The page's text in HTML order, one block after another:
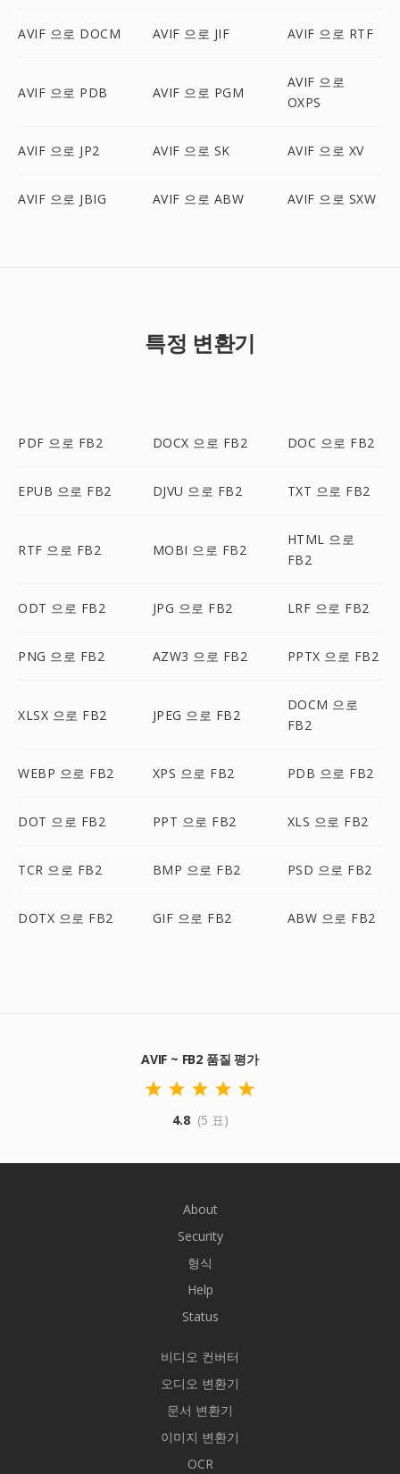
AVIF 으로 DOCM AVIF 으로 JIF AVIF 으로 RTF
AVIF 으로 PDB AVIF 으로 PGM
AVIF 으로
OXPS
AVIF 으로 JP2 AVIF 으로 SK AVIF 으로 XV
AVIF 으로 JBIG AVIF 으로 ABW AVIF 으로 SXW
특정 변환기
PDF 으로 FB2 DOCX 으로 FB2 DOC 으로 FB2
EPUB 으로 FB2 DJVU 으로 FB2 TXT 으로 FB2
RTF 으로 FB2 MOBI 으로 FB2
HTML 으로
FB2
ODT 으로 FB2 JPG 으로 FB2 LRF 으로 FB2
PNG 으로 FB2 AZW3 으로 FB2 PPTX 으로 FB2
XLSX 으로 FB2 JPEG 으로 FB2
DOCM 으로
FB2
WEBP 으로 FB2 XPS 으로 FB2 PDB 으로 FB2
DOT 으로 FB2 PPT 으로 FB2 XLS 으로 FB2
TCR 으로 FB2 BMP 으로 FB2 PSD 으로 FB2
DOTX 으로 FB2 GIF 으로 FB2 ABW 으로 FB2
AVIF ~ FB2 품질 평가
4.8 (5 표)
About
Security
형식
Help
Status
비디오 컨버터
오디오 변환기
문서 변환기
이미지 변환기
OCR